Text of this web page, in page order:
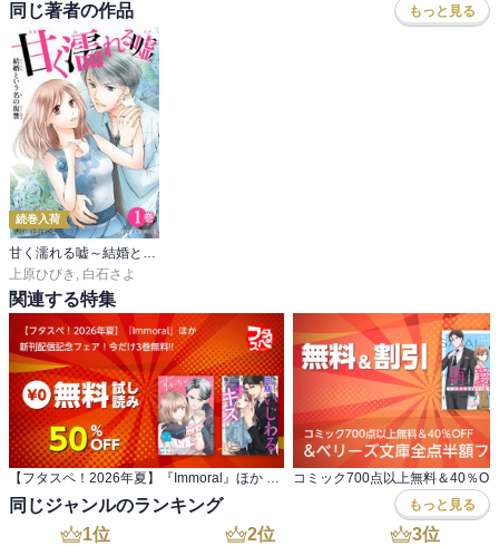
同じ著者の作品 もっと見る
続巻入荷
甘く濡れる嘘～結婚という名の復讐～
上原ひびき , 白石さよ
関連する特集
【フタスペ！2026年夏】『Immoral』ほか 新刊配信記念フェア！今だけ3巻無料!!
同じジャンルのランキング もっと見る
1位 2位 3位